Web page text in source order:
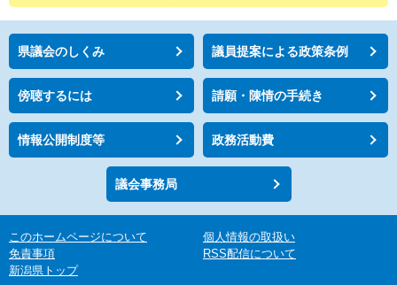
県議会のしくみ 議員提案による政策条例
傍聴するには 請願・陳情の手続き
情報公開制度等 政務活動費
議会事務局
このホームページについて
個人情報の取扱い
免責事項
RSS配信について
新潟県トップ